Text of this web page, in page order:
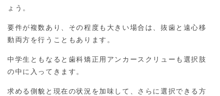
ょう。
要件が複数あり、その程度も大きい場合は、抜歯と遠心移
動両方を行うこともあります。
中学生ともなると歯科矯正用アンカースクリューも選択肢
の中に入ってきます。
求める側貌と現在の状況を加味して、さらに選択できる方